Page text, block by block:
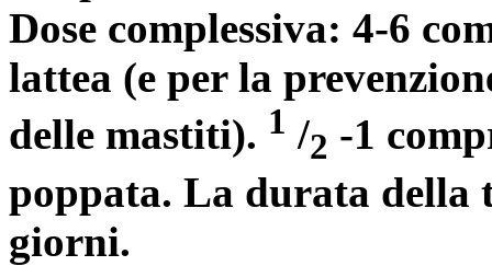
Dose complessiva: 4-6
lattea (e per la
delle mastiti). 1 /2 -1
poppata. La durata della
giorni.